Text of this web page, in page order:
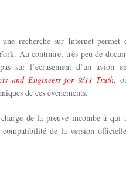
recherche sur Internet permet
Au contraire, très peu de
sur l’écrasement d’un avion
and Engineers for 9/11 Truth,
de ces événements.
de la preuve incombe à
de la version